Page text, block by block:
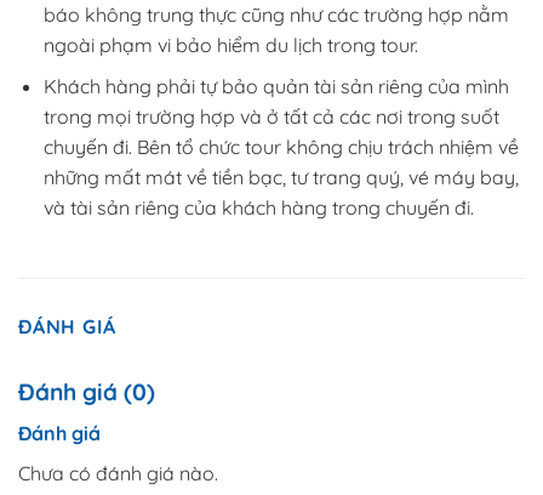
báo không trung thực cũng như các trường hợp nằm
ngoài phạm vi bảo hiểm du lịch trong tour.
Khách hàng phải tự bảo quản tài sản riêng của mình
trong mọi trường hợp và ở tất cả các nơi trong suốt
chuyến đi. Bên tổ chức tour không chịu trách nhiệm về
những mất mát về tiền bạc, tư trang quý, vé máy bay,
và tài sản riêng của khách hàng trong chuyến đi.
ĐÁNH GIÁ
Đánh giá (0)
Đánh giá
Chưa có đánh giá nào.